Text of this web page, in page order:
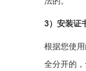
3）安装证
根据您使
全分开的